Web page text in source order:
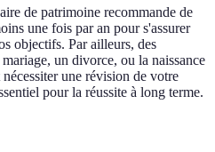
de patrimoine recommande de
une fois par an pour s'assurer
objectifs. Par ailleurs, des
un divorce, ou la naissance
une révision de votre
pour la réussite à long terme.